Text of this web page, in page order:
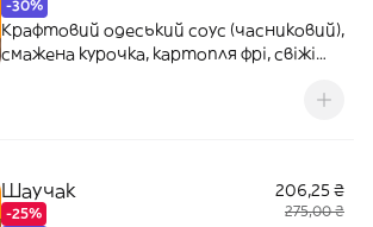
-30%
Крафтовий одеський соус (часниковий),
смажена курочка, картопля фрі, свіжі
Шаучак
-25%
206,25 ₴
275,00 ₴